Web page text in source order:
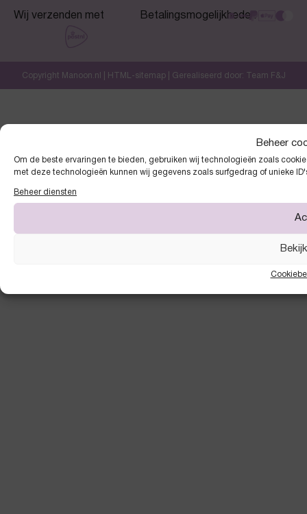
Beheer
Om de beste ervaringen te bieden, gebruiken wij technologieën zoals
met deze technologieën kunnen wij gegevens zoals surfgedrag of unieke
Beheer diensten
Wij verzenden met Betalingsmogelijkheden
Copyright Manoon.nl | HTML-sitemap| Gerealiseerd door: Team F&J